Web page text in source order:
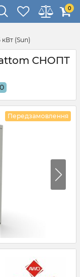
0
(Sun)
СНОПТ
Передзамовлення